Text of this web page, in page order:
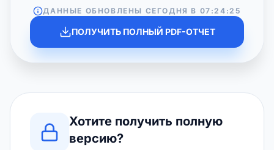
ДАННЫЕ ОБНОВЛЕНЫ СЕГОДНЯ В 07:24:25
ПОЛУЧИТЬ ПОЛНЫЙ PDF-ОТЧЕТ
Хотите получить полную
версию?